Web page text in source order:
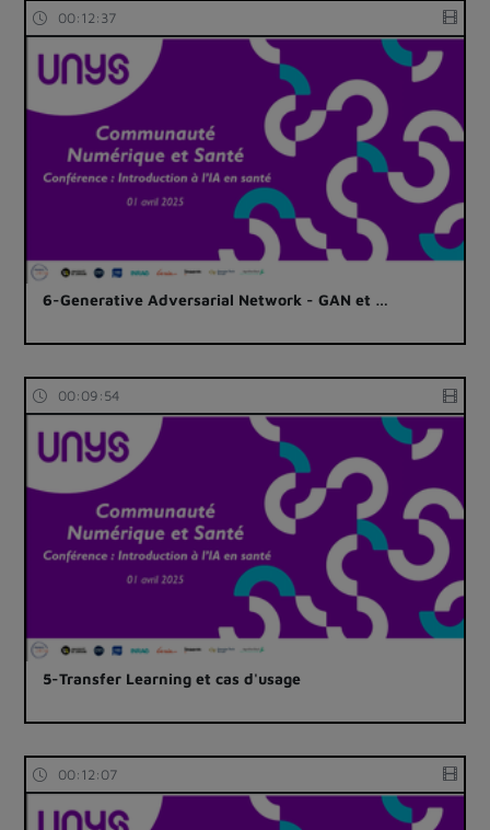
00:12:37
6-Generative Adversarial Network - GAN et …
00:09:54
5-Transfer Learning et cas d'usage
00:12:07